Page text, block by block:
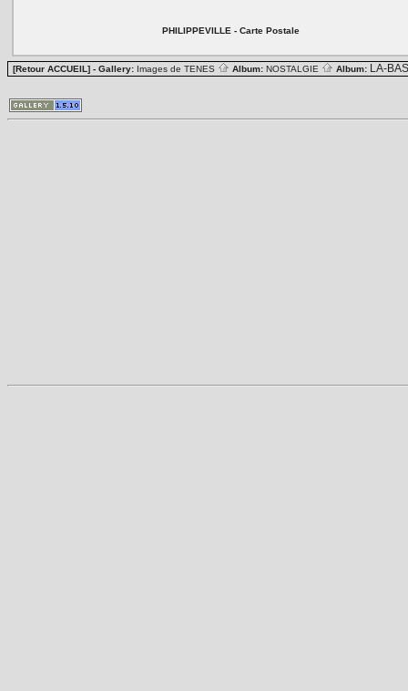
PHILIPPEVILLE - Carte Postale
[Retour ACCUEIL] - Gallery: Images de TENES Album: NOSTALGIE Album: LA-BAS